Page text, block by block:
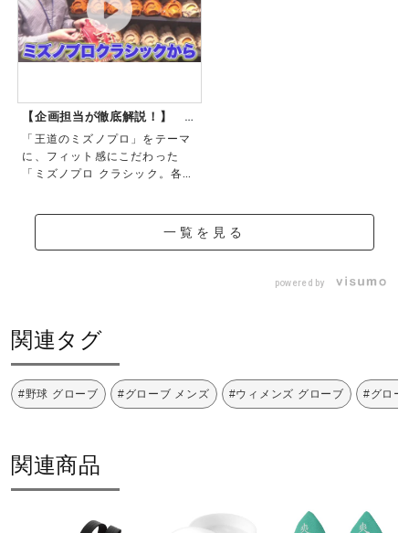
【企画担当が徹底解説！】 フ
ィット感にこ...
「王道のミズノプロ」をテーマ
に、フィット感にこだわった
「ミズノプロ クラシック。各モ
一覧を見る
powered by
関連タグ
#野球 グローブ #グローブ メンズ #ウィメンズ グローブ #グロー
関連商品